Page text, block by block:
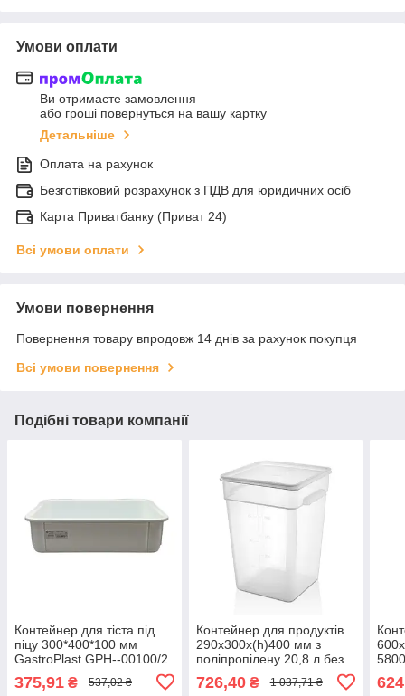
Умови оплати
Ви отримаєте замовлення
або гроші повернуться на вашу картку
Детальніше
Оплата на рахунок
Безготівковий розрахунок з ПДВ для юридичних осіб
Карта Приватбанку (Приват 24)
Всі умови оплати
Умови повернення
Повернення товару впродовж 14 днів за рахунок покупця
Всі умови повернення
Подібні товари компанії
Контейнер для тіста під
піцу 300*400*100 мм
GastroPlast GPH--00100/2
375,91 ₴ 537,02 ₴
Контейнер для продуктів
290х300х(h)400 мм з
поліпропілену 20,8 л без
кришки GastroPlast GSPP-
22
726,40₴ 1 037,71 ₴